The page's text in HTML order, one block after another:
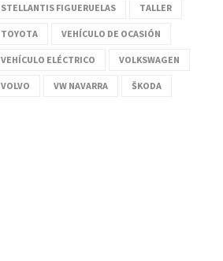
STELLANTIS FIGUERUELAS TALLER
TOYOTA VEHÍCULO DE OCASIÓN
VEHÍCULO ELÉCTRICO VOLKSWAGEN
VOLVO VW NAVARRA ŠKODA